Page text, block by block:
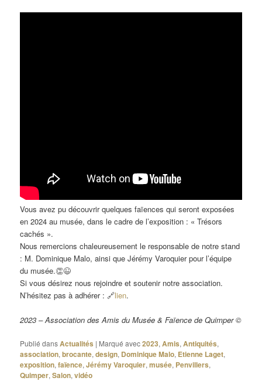
Vous avez pu découvrir quelques faïences qui seront exposées
en 2024 au musée, dans le cadre de l’exposition : « Trésors
cachés ».
Nous remercions chaleureusement le responsable de notre stand
: M. Dominique Malo, ainsi que Jérémy Varoquier pour l’équipe
du musée.👏😉
Si vous désirez nous rejoindre et soutenir notre association.
N’hésitez pas à adhérer : 🔗lien.
2023 – Association des Amis du Musée & Faïence de Quimper ©
Publié dansActualités | Marqué avec2023,Amis,Antiquités,
association,brocante,design, Dominique Malo, Etienne Laget,
exposition,faïence,Jérémy Varoquier,musée, Penvillers,
Quimper,Salon,vidéo